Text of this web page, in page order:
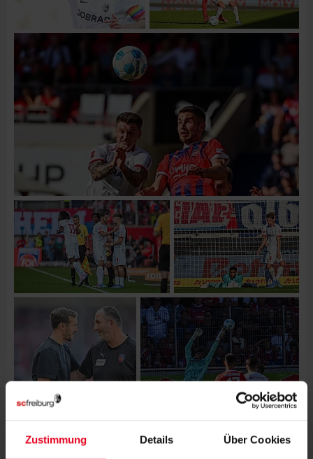
Zustimmung Details Über Cookies